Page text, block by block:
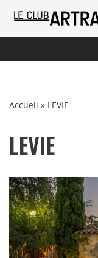
contenu
Accueil » LEVIE
LEVIE